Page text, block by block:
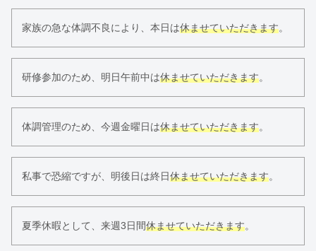
家族の急な体調不良により、本日は休ませていただきます。
研修参加のため、明日午前中は休ませていただきます。
体調管理のため、今週金曜日は休ませていただきます。
私事で恐縮ですが、明後日は終日休ませていただきます。
夏季休暇として、来週3日間休ませていただきます。